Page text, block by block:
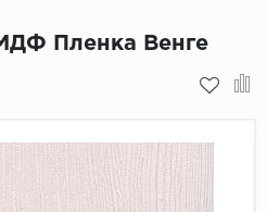
Столешницы для
Пленка Венге